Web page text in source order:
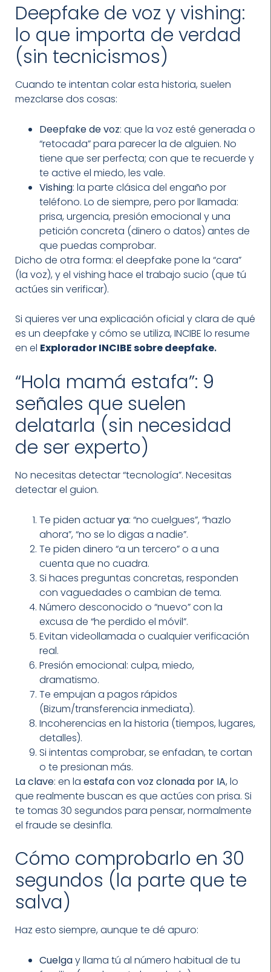
Deepfake de voz y vishing:
lo que importa de verdad
(sin tecnicismos)
Cuando te intentan colar esta historia, suelen
mezclarse dos cosas:
Deepfake de voz: que la voz esté generada o
“retocada” para parecer la de alguien. No
tiene que ser perfecta; con que te recuerde y
te active el miedo, les vale.
Vishing: la parte clásica del engaño por
teléfono. Lo de siempre, pero por llamada:
prisa, urgencia, presión emocional y una
petición concreta (dinero o datos) antes de
que puedas comprobar.
Dicho de otra forma: el deepfake pone la “cara”
(la voz), y el vishing hace el trabajo sucio (que tú
actúes sin verificar).
Si quieres ver una explicación oficial y clara de qué
es un deepfake y cómo se utiliza, INCIBE lo resume
en el Explorador INCIBE sobre deepfake.
“Hola mamá estafa”: 9
señales que suelen
delatarla (sin necesidad
de ser experto)
No necesitas detectar “tecnología”. Necesitas
detectar el guion.
Te piden actuarya: “no cuelgues”, “hazlo
ahora”, “no se lo digas a nadie”.
Te piden dinero “a un tercero” o a una
cuenta que no cuadra.
Si haces preguntas concretas, responden
con vaguedades o cambian de tema.
Número desconocido o “nuevo” con la
excusa de “he perdido el móvil”.
Evitan videollamada o cualquier verificación
real.
Presión emocional: culpa, miedo,
dramatismo.
Te empujan a pagos rápidos
(Bizum/transferencia inmediata).
Incoherencias en la historia (tiempos, lugares,
detalles).
Si intentas comprobar, se enfadan, te cortan
o te presionan más.
La clave: en la estafa con voz clonada por IA, lo
que realmente buscan es que actúes con prisa. Si
te tomas 30 segundos para pensar, normalmente
el fraude se desinfla.
Cómo comprobarlo en 30
segundos (la parte que te
salva)
Haz esto siempre, aunque te dé apuro:
Cuelgay llama tú al número habitual de tu